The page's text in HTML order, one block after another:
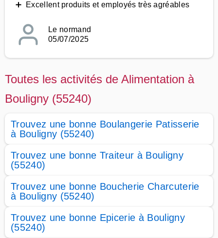
➕ Excellent produits et employés très agréables
Le normand
05/07/2025
Toutes les activités de Alimentation à
Bouligny (55240)
Trouvez une bonne Boulangerie Patisserie
à Bouligny (55240)
Trouvez une bonne Traiteur à Bouligny
(55240)
Trouvez une bonne Boucherie Charcuterie
à Bouligny (55240)
Trouvez une bonne Epicerie à Bouligny
(55240)